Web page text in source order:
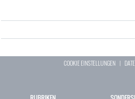
COOKIE EINSTELLUNGEN |